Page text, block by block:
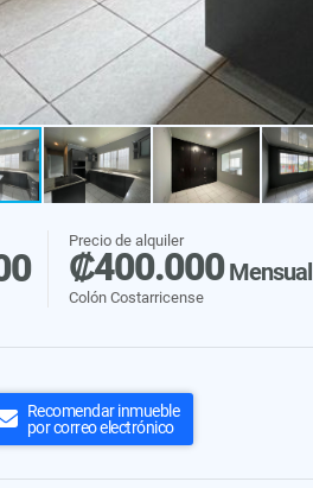
Precio de alquiler
₡400.000Mensual
Colón Costarricense
Recomendar inmueble
por correo electrónico